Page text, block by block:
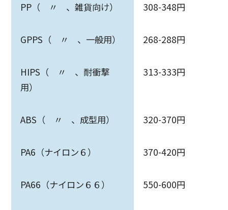
PP（ 〃 、雑貨向け） 308-348円
GPPS（ 〃 、一般用） 268-288円
HIPS（ 〃 、耐衝撃
用）
313-333円
ABS（ 〃 、成型用） 320-370円
PA6（ナイロン６） 370-420円
PA66（ナイロン６６） 550-600円